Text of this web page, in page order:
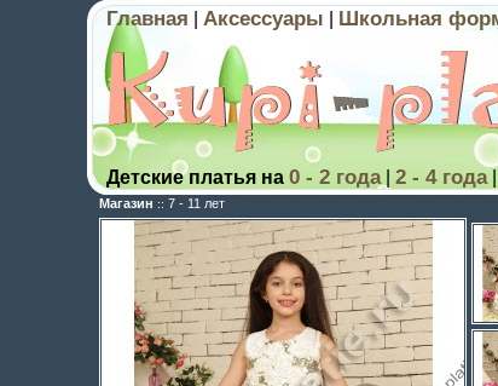
Главная Аксессуары Школьная
Детские платья на 0 - 2 года| 2 - 4 года|
Магазин :: 7 - 11 лет